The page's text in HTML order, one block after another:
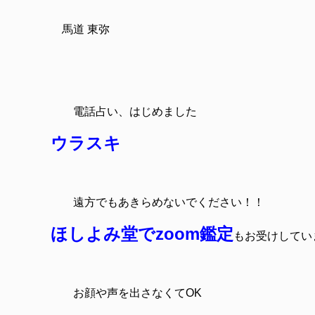
馬道 東弥
電話占い、はじめました
ウラスキ
遠方でもあきらめないでください！！
ほしよみ堂でzoom鑑定 もお受けしてい
お顔や声を出さなくてOK